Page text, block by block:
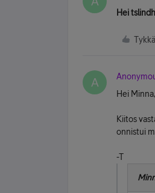
Hei
A
Hei Minna,
Kiitos
onnistui
-T